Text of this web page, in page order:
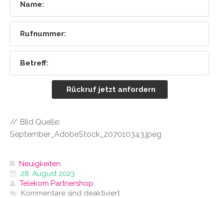
// Bild Quelle:
September_AdobeStock_207010343.jpeg
Neuigkeiten
28. August 2023
Telekom Partnershop
Kommentare sind deaktiviert